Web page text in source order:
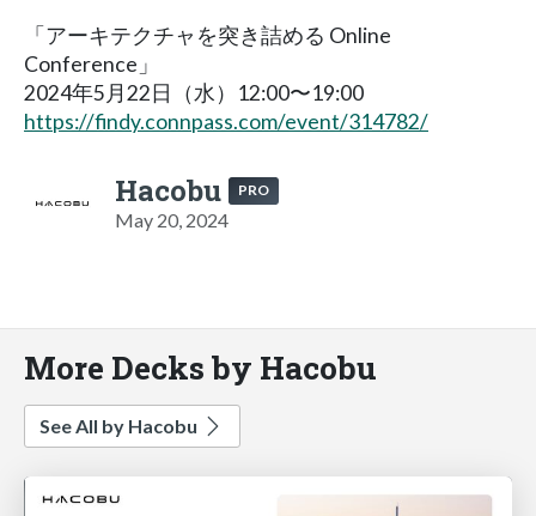
「アーキテクチャを突き詰める Online
Conference」
2024年5月22日（水）12:00〜19:00
https://findy.connpass.com/event/314782/
Hacobu PRO
May 20, 2024
More Decks by Hacobu
See All by Hacobu